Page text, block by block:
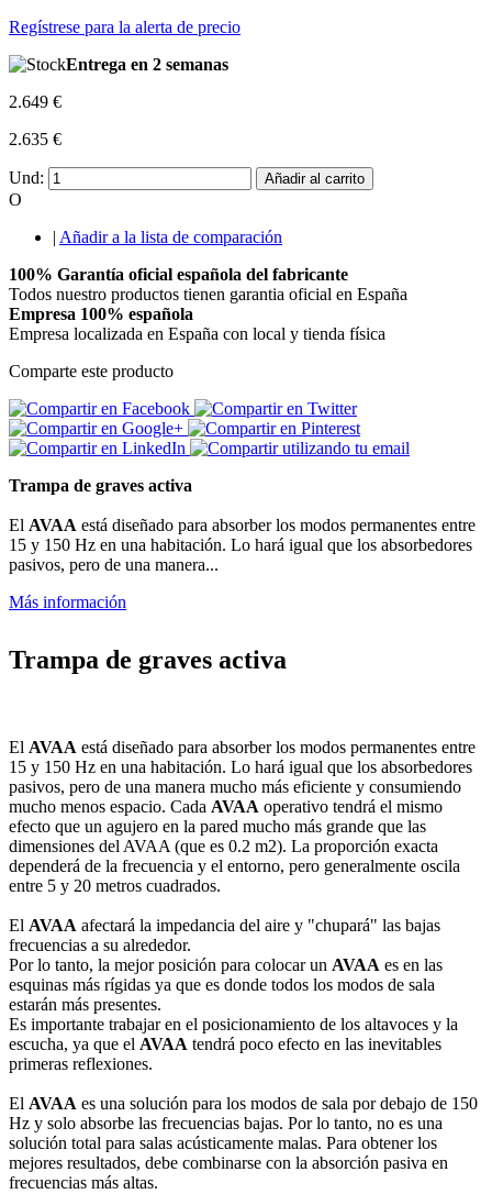
Regístrese para la alerta de precio
Entrega en 2 semanas
2.649 €
2.635 €
Und: Añadir al carrito
O
| Añadir a la lista de comparación
100% Garantía oficial española del fabricante
Todos nuestro productos tienen garantia oficial en España
Empresa 100% española
Empresa localizada en España con local y tienda física
Comparte este producto
Trampa de graves activa
El AVAA está diseñado para absorber los modos permanentes entre
15 y 150 Hz en una habitación. Lo hará igual que los absorbedores
pasivos, pero de una manera...
Más información
Trampa de graves activa
El AVAA está diseñado para absorber los modos permanentes entre
15 y 150 Hz en una habitación. Lo hará igual que los absorbedores
pasivos, pero de una manera mucho más eficiente y consumiendo
mucho menos espacio. Cada AVAA operativo tendrá el mismo
efecto que un agujero en la pared mucho más grande que las
dimensiones del AVAA (que es 0.2 m2). La proporción exacta
dependerá de la frecuencia y el entorno, pero generalmente oscila
entre 5 y 20 metros cuadrados.
El AVAA afectará la impedancia del aire y "chupará" las bajas
frecuencias a su alrededor.
Por lo tanto, la mejor posición para colocar un AVAA es en las
esquinas más rígidas ya que es donde todos los modos de sala
estarán más presentes.
Es importante trabajar en el posicionamiento de los altavoces y la
escucha, ya que el AVAA tendrá poco efecto en las inevitables
primeras reflexiones.
El AVAA es una solución para los modos de sala por debajo de 150
Hz y solo absorbe las frecuencias bajas. Por lo tanto, no es una
solución total para salas acústicamente malas. Para obtener los
mejores resultados, debe combinarse con la absorción pasiva en
frecuencias más altas.